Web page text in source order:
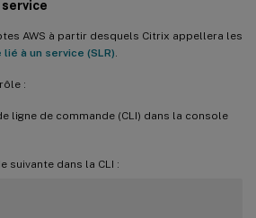
AWS à partir desquels Citrix appellera les
lié à un service (SLR)
:
ligne de commande (CLI) dans la console
suivante dans la CLI :